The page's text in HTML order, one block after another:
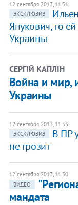
12 сентября 2013, 11:51
ЭКСКЛЮЗИВ
Янукович, то
Украины
СЕРГІЙ КАПЛІН
Война и мир,
Украины
12 сентября 2013, 11:33
ЭКСКЛЮЗИВ
В ПР
не грозит
12 сентября 2013, 11:30
ВИДЕО
мандата